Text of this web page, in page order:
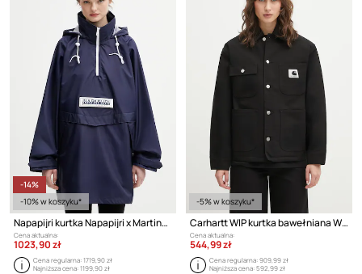
-14%
-10% w koszyku*
Napapijri kurtka Napapijri x Martine Rose
Cena aktualna:
1023,90 zł
Cena regularna:1719,90 zł
Najniższa cena:1199,90 zł
-5% w koszyku*
Carhartt WIP kurtka bawełniana W OG Michigan Coat
Cena aktualna:
544,99 zł
Cena regularna:909,99 zł
Najniższa cena:592,99 zł